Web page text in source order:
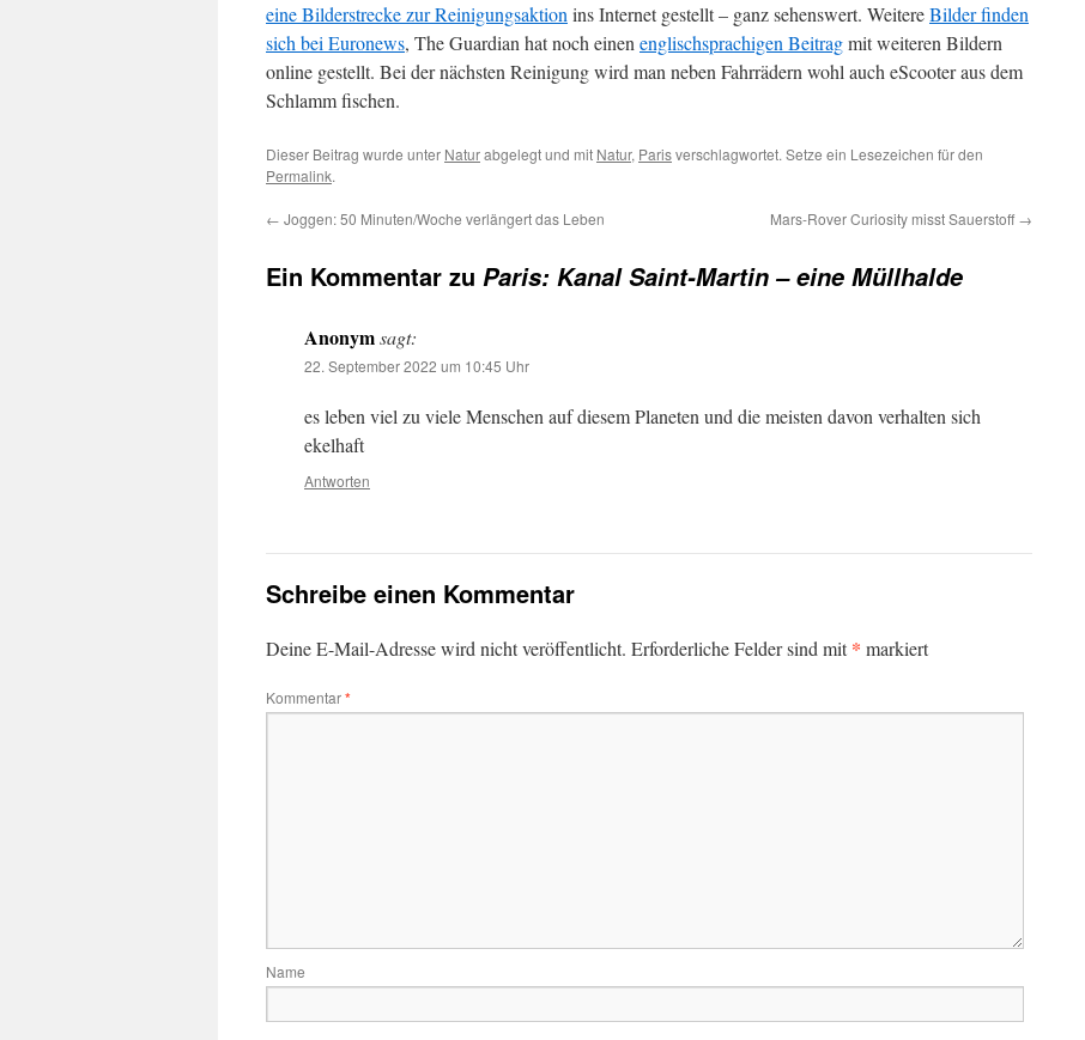
eine Bilderstrecke zur Reinigungsaktion ins Internet gestellt – ganz sehenswert. WeitereBilder finden
sich bei Euronews, The Guardian hat noch einen englischsprachigen Beitragmit weiteren Bildern
online gestellt. Bei der nächsten Reinigung wird man neben Fahrrädern wohl auch eScooter aus dem
Schlamm fischen.
Dieser Beitrag wurde unter Naturabgelegt und mit Natur, Parisverschlagwortet. Setze ein Lesezeichen für den
Permalink.
← Joggen: 50 Minuten/Woche verlängert das Leben Mars-Rover Curiosity misst Sauerstoff →
Ein Kommentar zu Paris: Kanal Saint-Martin – eine Müllhalde
Anonymsagt:
22. September 2022 um 10:45 Uhr
es leben viel zu viele Menschen auf diesem Planeten und die meisten davon verhalten sich
ekelhaft
Antworten
Schreibe einen Kommentar
Deine E-Mail-Adresse wird nicht veröffentlicht. Erforderliche Felder sind mit* markiert
Kommentar*
Name